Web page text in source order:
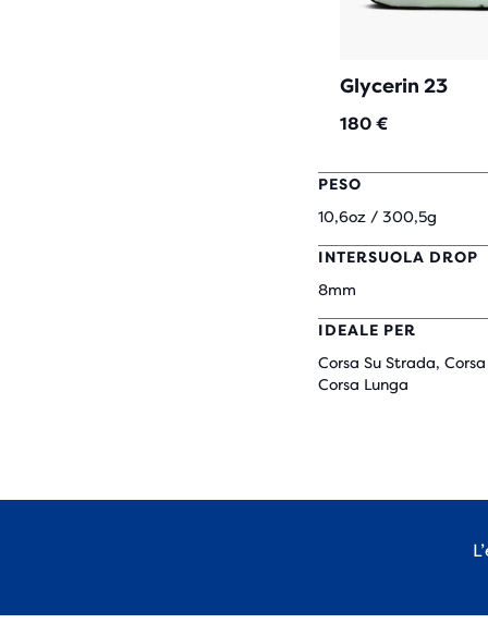
Glycerin 23
180 €
PESO
10,6oz / 300,5g
INTERSUOLA DROP
8mm
IDEALE PER
Corsa Su Strada,
Corsa Lunga